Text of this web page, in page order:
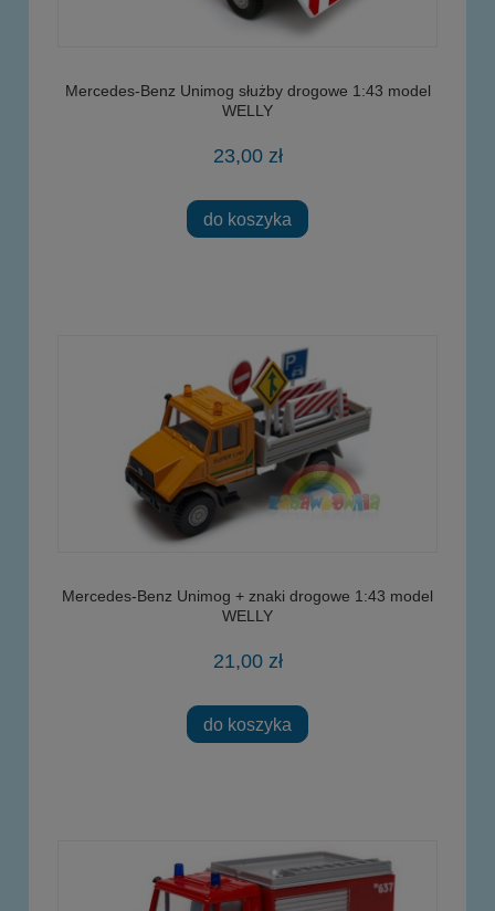
Mercedes-Benz Unimog służby drogowe 1:43 model
WELLY
23,00 zł
do koszyka
Mercedes-Benz Unimog + znaki drogowe 1:43 model
WELLY
21,00 zł
do koszyka